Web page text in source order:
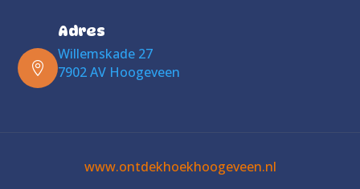

Adres
Willemskade 27
7902 AV Hoogeveen
www.ontdekhoekhoogeveen.nl